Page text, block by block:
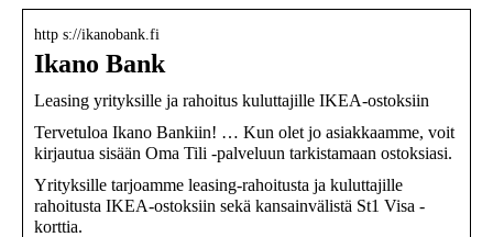
http s://ikanobank.fi
Ikano Bank
Leasing yrityksille ja rahoitus kuluttajille IKEA-ostoksiin
Tervetuloa Ikano Bankiin! … Kun olet jo asiakkaamme, voit
kirjautua sisään Oma Tili -palveluun tarkistamaan ostoksiasi.
Yrityksille tarjoamme leasing-rahoitusta ja kuluttajille
rahoitusta IKEA-ostoksiin sekä kansainvälistä St1 Visa -
korttia.